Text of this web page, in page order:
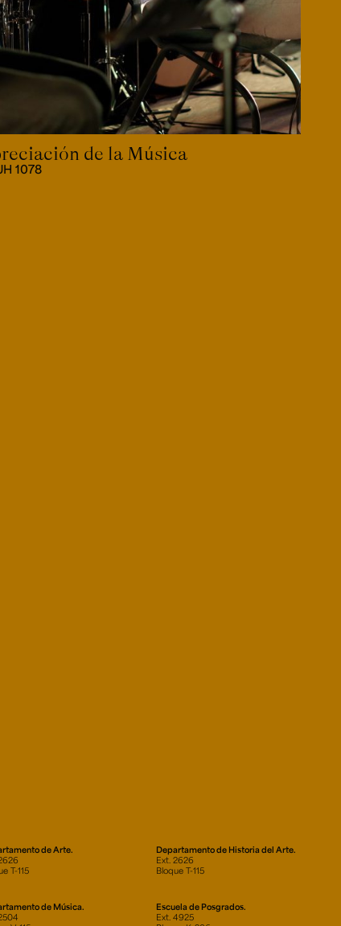
de la Música
1078
de Arte.
T-115
Departamento de Historia del Arte.
Ext. 2626
Bloque T-115
de Música.
Escuela de Posgrados.
Ext. 4925